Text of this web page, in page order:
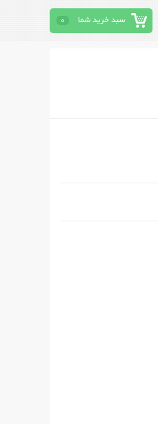
سبد خرید شما 0